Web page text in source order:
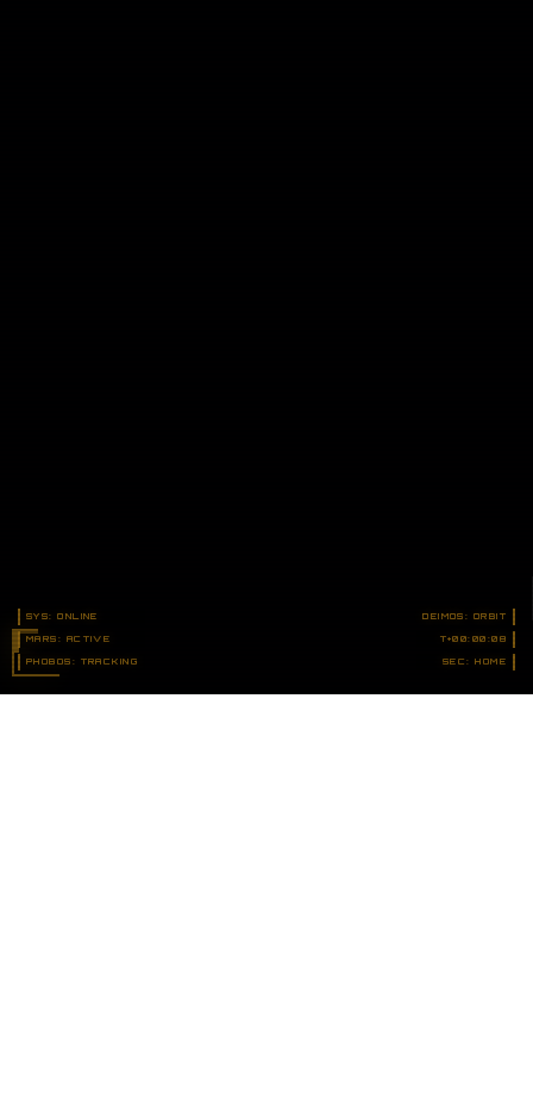
SYS: ONLINE
MARS: ACTIVE
PHOBOS: TRACKING
DEIMOS: ORBIT
T+00:00:14
SEC: HOME